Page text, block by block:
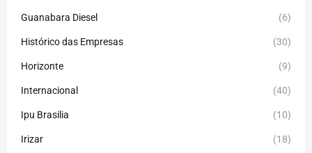
Guanabara Diesel (6)
Histórico das Empresas (30)
Horizonte (9)
Internacional (40)
Ipu Brasilia (10)
Irizar (18)